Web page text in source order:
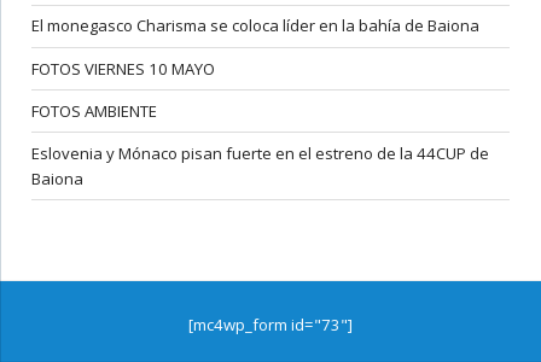
El monegasco Charisma se coloca líder en la bahía de Baiona
FOTOS VIERNES 10 MAYO
FOTOS AMBIENTE
Eslovenia y Mónaco pisan fuerte en el estreno de la 44CUP de
Baiona
[mc4wp_form id="73"]